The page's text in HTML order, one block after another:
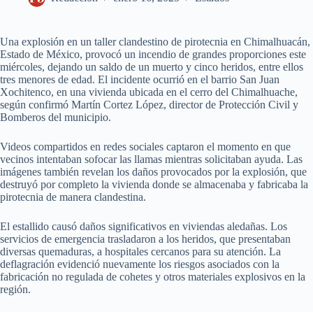
Una explosión en un taller clandestino de pirotecnia en Chimalhuacán,
Estado de México, provocó un incendio de grandes proporciones este
miércoles, dejando un saldo de un muerto y cinco heridos, entre ellos
tres menores de edad. El incidente ocurrió en el barrio San Juan
Xochitenco, en una vivienda ubicada en el cerro del Chimalhuache,
según confirmó Martín Cortez López, director de Protección Civil y
Bomberos del municipio.
Videos compartidos en redes sociales captaron el momento en que
vecinos intentaban sofocar las llamas mientras solicitaban ayuda. Las
imágenes también revelan los daños provocados por la explosión, que
destruyó por completo la vivienda donde se almacenaba y fabricaba la
pirotecnia de manera clandestina.
El estallido causó daños significativos en viviendas aledañas. Los
servicios de emergencia trasladaron a los heridos, que presentaban
diversas quemaduras, a hospitales cercanos para su atención. La
deflagración evidenció nuevamente los riesgos asociados con la
fabricación no regulada de cohetes y otros materiales explosivos en la
región.